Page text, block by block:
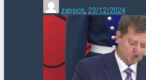
zapsich, 23/12/2024